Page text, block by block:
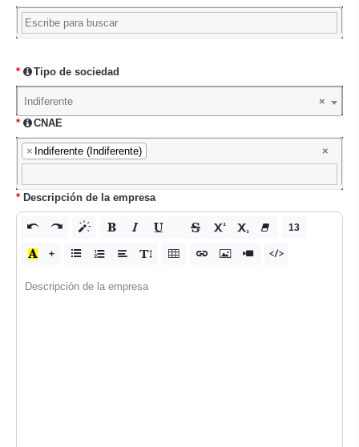
Tipo de sociedad
×
Indiferente
CNAE
×
× Indiferente (Indiferente)
Descripción de la empresa
13
Descripción de la empresa